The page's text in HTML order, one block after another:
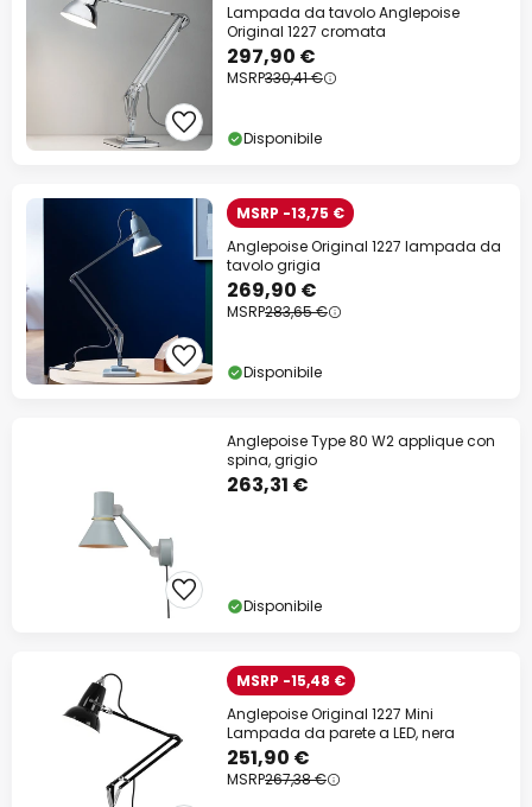
Lampada da tavolo Anglepoise
Original 1227 cromata
297,90 €
MSRP330,41 €
Disponibile
MSRP -13,75 €
Anglepoise Original 1227 lampada da
tavolo grigia
269,90 €
MSRP283,65 €
Disponibile
Anglepoise Type 80 W2 applique con
spina, grigio
263,31 €
Disponibile
MSRP -15,48 €
Anglepoise Original 1227 Mini
Lampada da parete a LED, nera
251,90 €
MSRP267,38 €